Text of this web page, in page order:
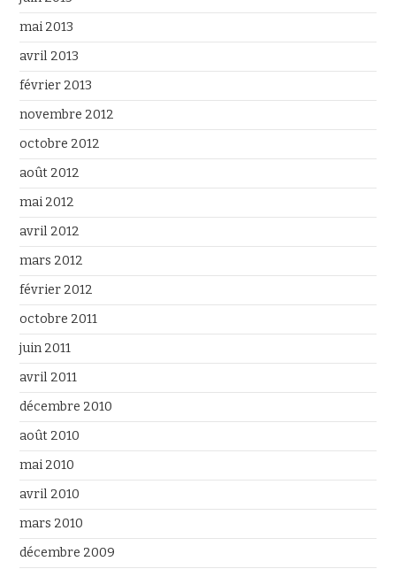
mai 2013
avril 2013
février 2013
novembre 2012
octobre 2012
août 2012
mai 2012
avril 2012
mars 2012
février 2012
octobre 2011
juin 2011
avril 2011
décembre 2010
août 2010
mai 2010
avril 2010
mars 2010
décembre 2009